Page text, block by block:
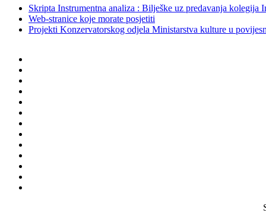
Skripta Instrumentna analiza : Bilješke uz predavanja kolegija
Web-stranice koje morate posjetiti
Projekti Konzervatorskog odjela Ministarstva kulture u